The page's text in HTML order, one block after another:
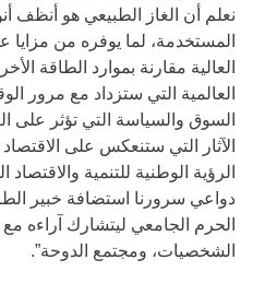
نعلم أن الغاز الطبيعي هو أنظف
المستخدمة، لما يوفره من مزايا
العالية مقارنة بموارد الطاقة
العالمية التي ستزداد مع مرور
السوق والسياسة التي تؤثر على
الآثار التي ستنعكس على
الرؤية الوطنية للتنمية والاقتصاد
دواعي سرورنا استضافة خبير
الحرم الجامعي ليتشارك آراءه
الشخصيات، ومجتمع الدوحة”.